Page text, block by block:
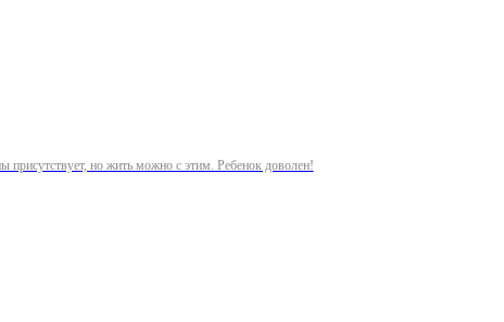
присутствует, но жить можно с этим. Ребенок доволен!